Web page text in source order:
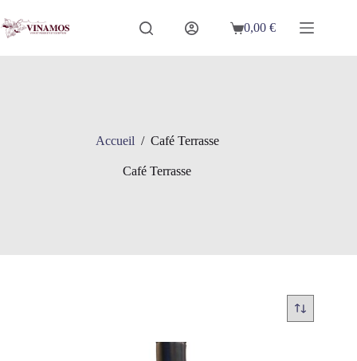
au
contenu
Panier
0,00€
Accueil / Café Terrasse
Café Terrasse